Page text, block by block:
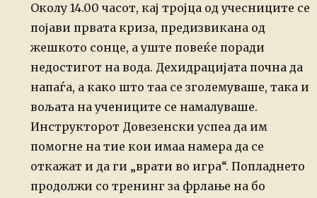
Околу 14.00 часот, кај тројца од учесниците се
појави првата криза, предизвикана од
жешкото сонце, а уште повеќе поради
недостигот на вода. Дехидрацијата почна да
напаѓа, а како што таа се зголемуваше, така и
вољата на учениците се намалуваше.
Инструкторот Довезенски успеа да им
помогне на тие кои имаа намера да се
откажат и да ги „врати во игра“. Попладнето
продолжи со тренинг за фрлање на бо